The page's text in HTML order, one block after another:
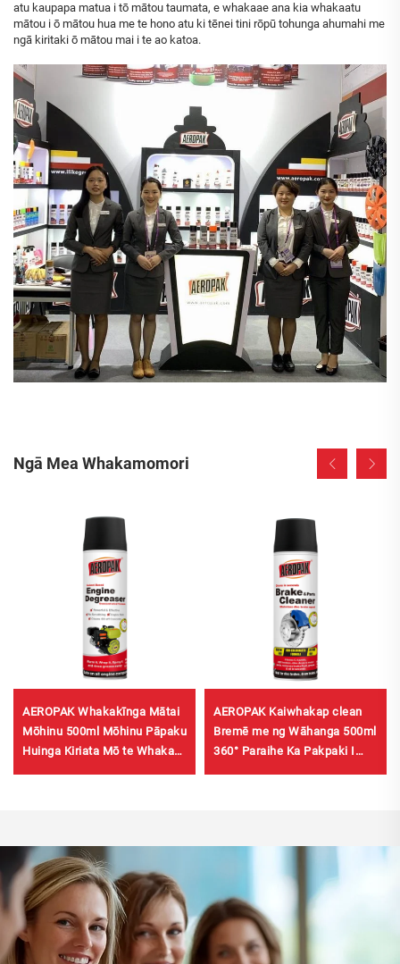
atu kaupapa matua i tō mātou taumata, e whakaae ana kia whakaatu
mātou i ō mātou hua me te hono atu ki tēnei tini rōpū tohunga ahumahi me
ngā kiritaki ō mātou mai i te ao katoa.
Ngā Mea Whakamomori
AEROPAK Whakakīnga Mātai
Mōhinu 500ml Mōhinu Pāpaku
Huinga Kiriata Mō te Whakap
AEROPAK Kaiwhakap clean
Bremē me ng Wāhanga 500ml
360° Paraihe Ka Pakpaki I